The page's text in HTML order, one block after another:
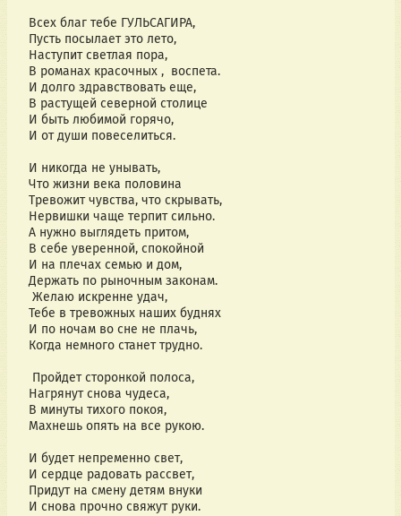
Всех благ тебе ГУЛЬСАГИРА,
Пусть посылает это лето,
Наступит светлая пора,
В романах красочных , воспета.
И долго здравствовать еще,
В растущей северной столице
И быть любимой горячо,
И от души повеселиться.
И никогда не унывать,
Что жизни века половина
Тревожит чувства, что скрывать,
Нервишки чаще терпит сильно.
А нужно выглядеть притом,
В себе уверенной, спокойной
И на плечах семью и дом,
Держать по рыночным законам.
Желаю искренне удач,
Тебе в тревожных наших буднях
И по ночам во сне не плачь,
Когда немного станет трудно.
Пройдет сторонкой полоса,
Нагрянут снова чудеса,
В минуты тихого покоя,
Махнешь опять на все рукою.
И будет непременно свет,
И сердце радовать рассвет,
Придут на смену детям внуки
И снова прочно свяжут руки.